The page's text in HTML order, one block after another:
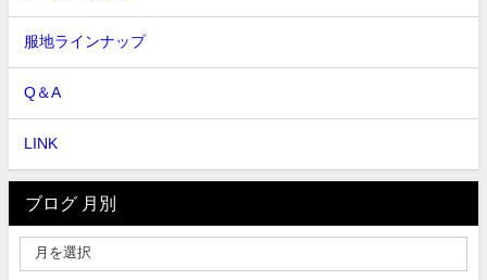
服地ラインナップ
Q＆A
LINK
ブログ 月別